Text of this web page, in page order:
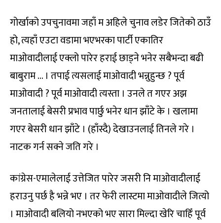
गोर्खाको उपचुनावमा जहाँ म अहिले चुनाव लडेर जितेको ठाउँ
हो, त्यहाँ एउटा वडामा भएभरका पार्टी एकातिर
माओवादीलाई एक्लो पारेर हराई छाड्ने भनेर सबैभन्दा बढी
बाबुराम … । तपाई त्यसलाई माओवादी भन्नुहुन्छ ? पूर्व
माओवादी ? पूर्व माओवादी त्यस्ता । उनले त गएर अझ
जनतालाई बेसरी प्रभाव पार्छु भनेर धान झाँटे के । खलामा
गएर बेसरी धान झाँटे । (हाँस्दै) देखाउनलाई तिनले गरे ।
नाटक गर्न सक्ने जति गरे ।
कांग्रेस-एमालेलाई उत्तेजित पारेर जसरी नि माओवादीलाई
हराउनु पर्छ है भन्ने भए । तर फेरी लास्टमा माओवादीले जित्यो
। माओवादी बलियो नभएको भए सारा मिल्दा खेरि चाहिँ पूर्व